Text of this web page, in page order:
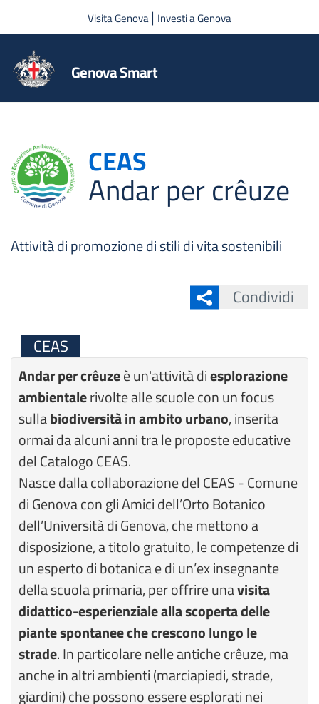
Salta al contenuto principale
Visita Genova| Investi a Genova
Genova Smart
CEAS
Andar per crêuze
Attività di promozione di stili di vita sostenibili
Condividi
CEAS
Andar per crêuzeè un'attività diesplorazione
ambientalerivolte alle scuole con un focus
sullabiodiversità in ambito urbano, inserita
ormai da alcuni anni tra le proposte educative
del Catalogo CEAS.
Nasce dalla collaborazione del CEAS - Comune
di Genova con gli Amici dell’Orto Botanico
dell’Università di Genova, che mettono a
disposizione, a titolo gratuito, le competenze di
un esperto di botanica e di un’ex insegnante
della scuola primaria, per offrire unavisita
didattico-esperienziale alla scoperta delle
piante spontanee che crescono lungo le
strade. In particolare nelle antiche crêuze, ma
anche in altri ambienti (marciapiedi, strade,
giardini) che possono essere esplorati nei